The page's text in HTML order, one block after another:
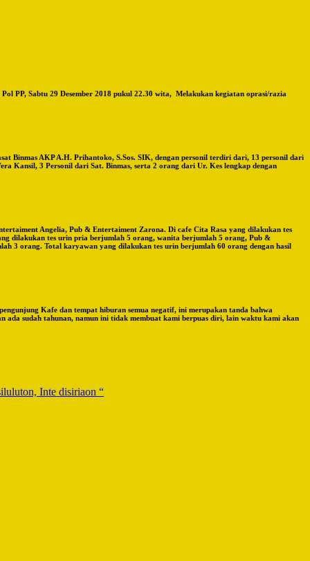
PP, Sabtu 29 Desember 2018 pukul 22.30 wita, Melakukan kegiatan oprasi/razia
Binmas AKP A.H. Prihantoko, S.Sos. SIK, dengan personil terdiri dari, 13 personil dari
Kansil, 3 Personil dari Sat. Binmas, serta 2 orang dari Ur. Kes lengkap dengan
Angelia, Pub & Entertaiment Zarona. Di cafe Cita Rasa yang dilakukan tes
dilakukan tes urin pria berjumlah 5 orang, wanita berjumlah 5 orang, Pub &
3 orang. Total karyawan yang dilakukan tes urin berjumlah 60 orang dengan hasil
Kafe dan tempat hiburan semua negatif, ini merupakan tanda bahwa
sudah tahunan, namun ini tidak membuat kami berpuas diri, lain waktu kami akan
Inte disiriaon “